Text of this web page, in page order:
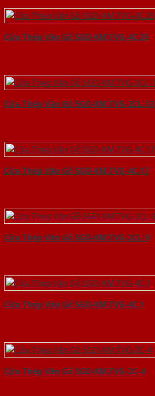
Cửa Thép Vân Gỗ SGD-KM.TVG-4C.25
Cửa Thép Vân Gỗ SGD-KM.TVG-2CL-12
Cửa Thép Vân Gỗ SGD-KM.TVG-4C.17
Cửa Thép Vân Gỗ SGD-KM.TVG-2CL-9
Cửa Thép Vân Gỗ SGD-KM.TVG-4C.1
Cửa Thép Vân Gỗ SGD-KM.TVG-2C-4